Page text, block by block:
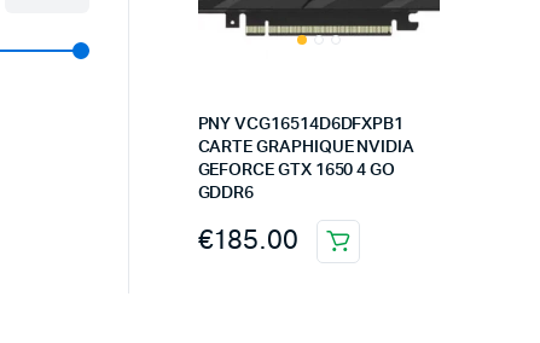
PNY VCG16514D6DFXPB1
CARTE GRAPHIQUE NVIDIA
GEFORCE GTX 1650 4 GO
GDDR6
€185.00